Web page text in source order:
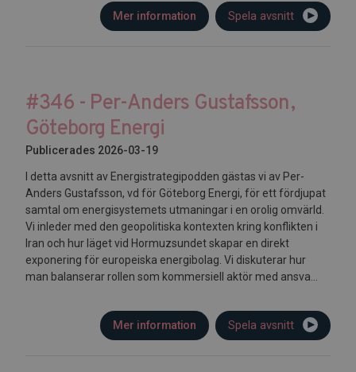
Spela avsnitt
Mer information
#346 - Per-Anders Gustafsson,
Göteborg Energi
Publicerades 2026-03-19
I detta avsnitt av Energistrategipodden gästas vi av Per-
Anders Gustafsson, vd för Göteborg Energi, för ett fördjupat
samtal om energisystemets utmaningar i en orolig omvärld.
Vi inleder med den geopolitiska kontexten kring konflikten i
Iran och hur läget vid Hormuzsundet skapar en direkt
exponering för europeiska energibolag. Vi diskuterar hur
man balanserar rollen som kommersiell aktör med ansva...
Spela avsnitt
Mer information